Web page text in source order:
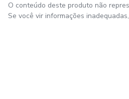
O conteúdo deste produto não
Se você vir informações inadequadas,